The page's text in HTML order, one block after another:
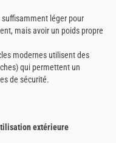
léger pour
mais avoir un poids propre
modernes utilisent des
qui permettent un
de sécurité.
extérieure